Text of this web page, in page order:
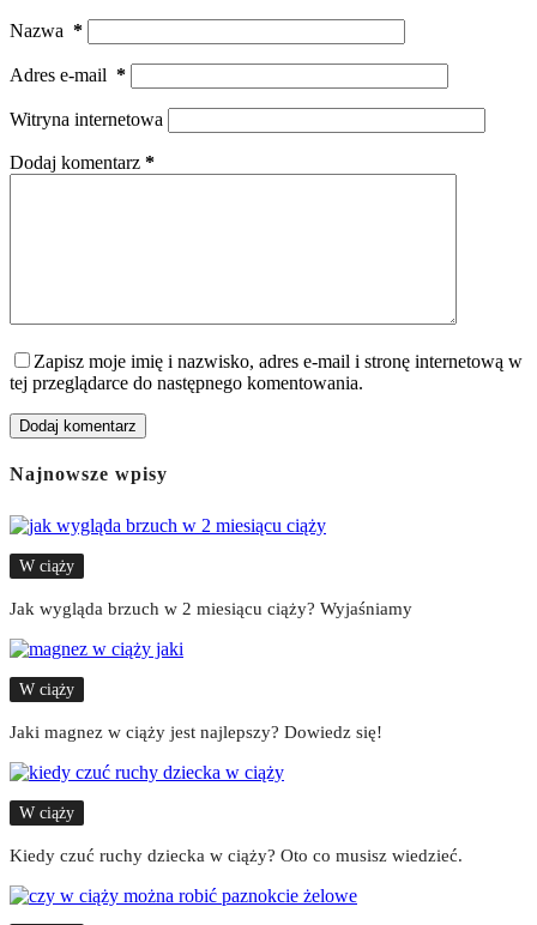
Nazwa *
Adres e-mail *
Witryna internetowa
Dodaj komentarz *
Zapisz moje imię i nazwisko, adres e-mail i stronę internetową w
tej przeglądarce do następnego komentowania.
Dodaj komentarz
Najnowsze wpisy
W ciąży
Jak wygląda brzuch w 2 miesiącu ciąży? Wyjaśniamy
W ciąży
Jaki magnez w ciąży jest najlepszy? Dowiedz się!
W ciąży
Kiedy czuć ruchy dziecka w ciąży? Oto co musisz wiedzieć.